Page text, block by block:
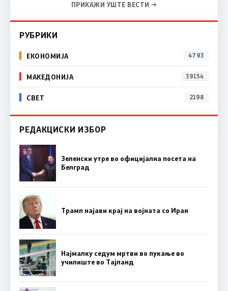
ПРИКАЖИ УШТЕ ВЕСТИ →
РУБРИКИ
ЕКОНОМИЈА 4793
МАКЕДОНИЈА 39154
СВЕТ 2198
РЕДАКЦИСКИ ИЗБОР
Зеленски утре во официјална посета на
Белград
Трамп најави крај на војната со Иран
Најмалку седум мртви во пукање во
училиште во Тајланд